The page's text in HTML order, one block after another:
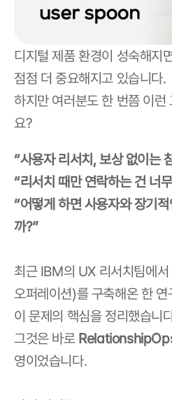
디지털 제품 환경이 성숙해지
점점 더 중요해지고 있습니다.
하지만 여러분도 한 번쯤 이
요?
“사용자 리서치, 보상 없이는
“리서치 때만 연락하는 건 너
“어떻게 하면 사용자와 장기
까?”
최근 IBM의 UX 리서치팀에
오퍼레이션)를 구축해온 한 연
이 문제의 핵심을 정리했습니
그것은 바로
영이었습니다.